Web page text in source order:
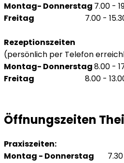
Montag- Donnerstag 7.00 -
Freitag 7.00 -
Rezeptionszeiten
(persönlich per Telefon
Montag- Donnerstag8.00 -
Freitag 8.00 -
Öffnungszeiten
Praxiszeiten:
Montag - Donnerstag 7.30